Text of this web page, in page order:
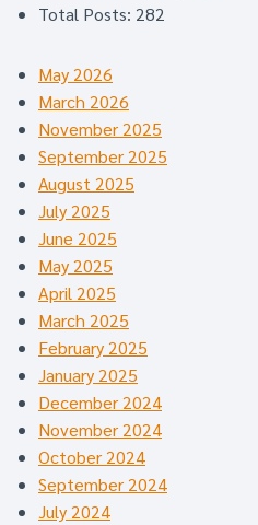
Total Posts: 282
May 2026
March 2026
November 2025
September 2025
August 2025
July 2025
June 2025
May 2025
April 2025
March 2025
February 2025
January 2025
December 2024
November 2024
October 2024
September 2024
July 2024